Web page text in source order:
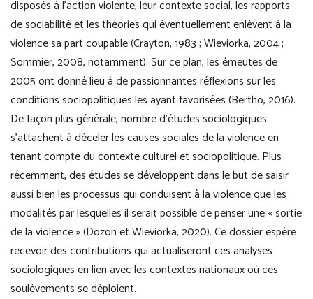
disposés à l’action violente, leur contexte social, les rapports
de sociabilité et les théories qui éventuellement enlèvent à la
violence sa part coupable (Crayton, 1983 ; Wieviorka, 2004 ;
Sommier, 2008, notamment). Sur ce plan, les émeutes de
2005 ont donné lieu à de passionnantes réflexions sur les
conditions sociopolitiques les ayant favorisées (Bertho, 2016).
De façon plus générale, nombre d’études sociologiques
s’attachent à déceler les causes sociales de la violence en
tenant compte du contexte culturel et sociopolitique. Plus
récemment, des études se développent dans le but de saisir
aussi bien les processus qui conduisent à la violence que les
modalités par lesquelles il serait possible de penser une « sortie
de la violence » (Dozon et Wieviorka, 2020). Ce dossier espère
recevoir des contributions qui actualiseront ces analyses
sociologiques en lien avec les contextes nationaux où ces
soulèvements se déploient.